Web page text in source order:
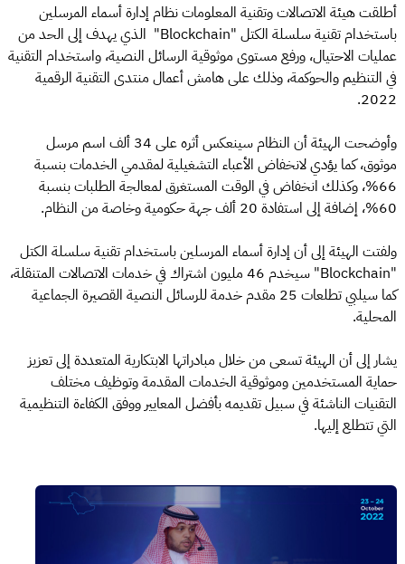
أطلقت هيئة الاتصالات وتقنية المعلومات نظام إدارة أسماء المرسلين
باستخدام تقنية سلسلة الكتل "Blockchain" الذي يهدف إلى الحد من
عمليات الاحتيال، ورفع مستوى موثوقية الرسائل النصية، واستخدام التقنية
في التنظيم والحوكمة، وذلك على هامش أعمال منتدى التقنية الرقمية
2022.
وأوضحت الهيئة أن النظام سينعكس أثره على 34 ألف اسم مرسل
موثوق، كما يؤدي لانخفاض الأعباء التشغيلية لمقدمي الخدمات بنسبة
66%، وكذلك انخفاض في الوقت المستغرق لمعالجة الطلبات بنسبة
60%، إضافة إلى استفادة 20 ألف جهة حكومية وخاصة من النظام.
ولفتت الهيئة إلى أن إدارة أسماء المرسلين باستخدام تقنية سلسلة الكتل
"Blockchain" سيخدم 46 مليون اشتراك في خدمات الاتصالات المتنقلة،
كما سيلبي تطلعات 25 مقدم خدمة للرسائل النصية القصيرة الجماعية
المحلية.
يشار إلى أن الهيئة تسعى من خلال مبادراتها الابتكارية المتعددة إلى تعزيز
حماية المستخدمين وموثوقية الخدمات المقدمة وتوظيف مختلف
التقنيات الناشئة في سبيل تقديمه بأفضل المعايير ووفق الكفاءة التنظيمية
التي تتطلع إليها.